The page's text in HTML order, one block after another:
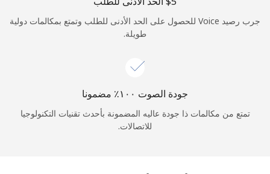
جرب رصيد Voice للحصول على الحد الأدنى للطلب وتمتع بمكالمات دولية
طويلة.
جودة الصوت ١٠٠٪ مضمونا
تمتع من مكالمات ذا جودة عاليه المضمونة بأحدث تقنيات التكنولوجيا
للاتصالات.